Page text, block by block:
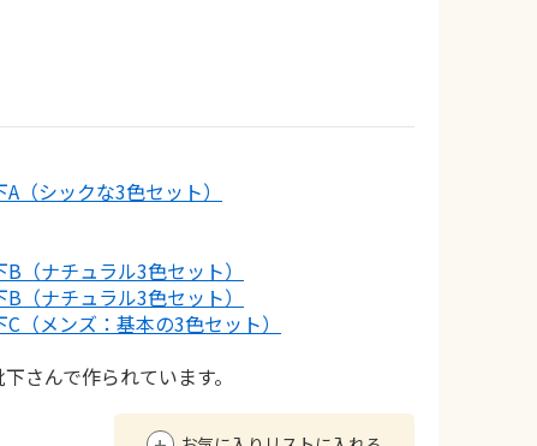
（シックな3色セット）
（ナチュラル3色セット）
（ナチュラル3色セット）
（メンズ：基本の3色セット）
さんで作られています。